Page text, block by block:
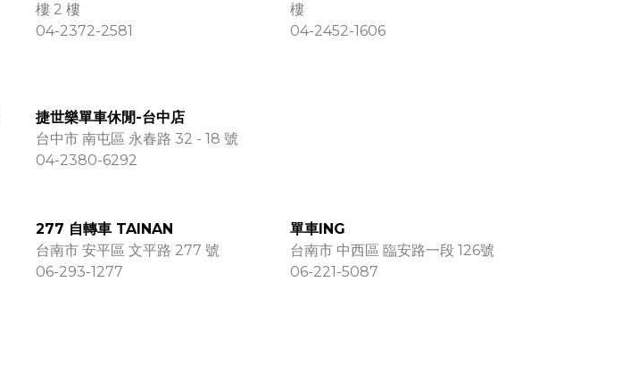
樓 2 樓
04-2372-2581
樓
04-2452-1606
捷世樂單車休閒-台中店
台中市 南屯區 永春路 32 - 18 號
04-2380-6292
277 自轉車 TAINAN
台南市 安平區 文平路 277 號
06-293-1277
單車ING
台南市 中西區 臨安路一段 126號
06-221-5087